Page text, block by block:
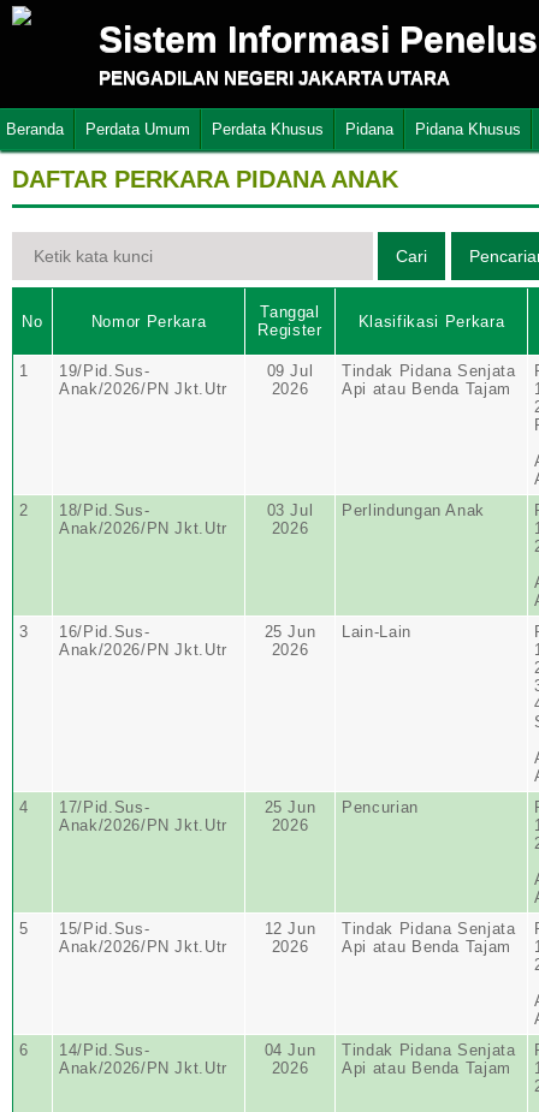
Sistem Informasi
PENGADILAN NEGERI JAKARTA UTARA
Beranda Perdata Umum Perdata Khusus Pidana Pidana Khusus
DAFTAR PERKARA PIDANA ANAK
No Nomor Perkara
Tanggal
Register
Klasifikasi Perkara
1
19/Pid.Sus-
Anak/2026/PN Jkt.Utr
09 Jul
2026
Tindak Pidana Senjata
Api atau Benda Tajam
2
18/Pid.Sus-
Anak/2026/PN Jkt.Utr
03 Jul
2026
Perlindungan Anak
3
16/Pid.Sus-
Anak/2026/PN Jkt.Utr
25 Jun
2026
Lain-Lain
4
17/Pid.Sus-
Anak/2026/PN Jkt.Utr
25 Jun
2026
Pencurian
5
15/Pid.Sus-
Anak/2026/PN Jkt.Utr
12 Jun
2026
Tindak Pidana Senjata
Api atau Benda Tajam
6
14/Pid.Sus-
Anak/2026/PN Jkt.Utr
04 Jun
2026
Tindak Pidana Senjata
Api atau Benda Tajam